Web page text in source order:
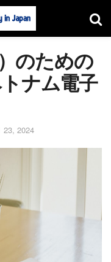
のための
ナム電子
23, 2024